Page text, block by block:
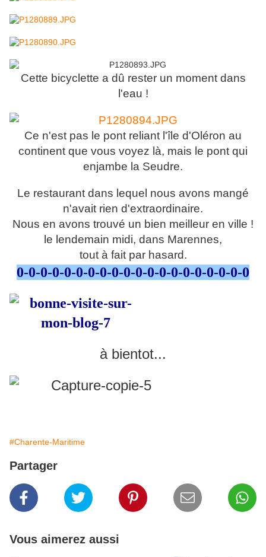
Cette bicyclette a dû rester un moment dans
l'eau !
Ce n'est pas le pont reliant l'île d'Oléron au
continent que vous voyez là, mais le pont qui
enjambe la Seudre.
Le restaurant dans lequel nous avons mangé
n'avait rien d'extraordinaire.
Nous en avons trouvé un bien meilleur en ville !
le lendemain midi, dans Marennes,
tout à fait par hasard.
0-0-0-0-0-0-0-0-0-0-0-0-0-0-0-0-0-0-0-0
à bientot...
#Charente-Maritime
Partager
Vous aimerez aussi